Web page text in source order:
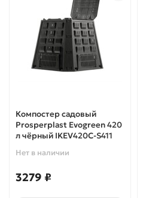
Компостер садовый
Prosperplast Evogreen 420
л чёрный IKEV420C-S411
Нет в наличии
3279 ₽